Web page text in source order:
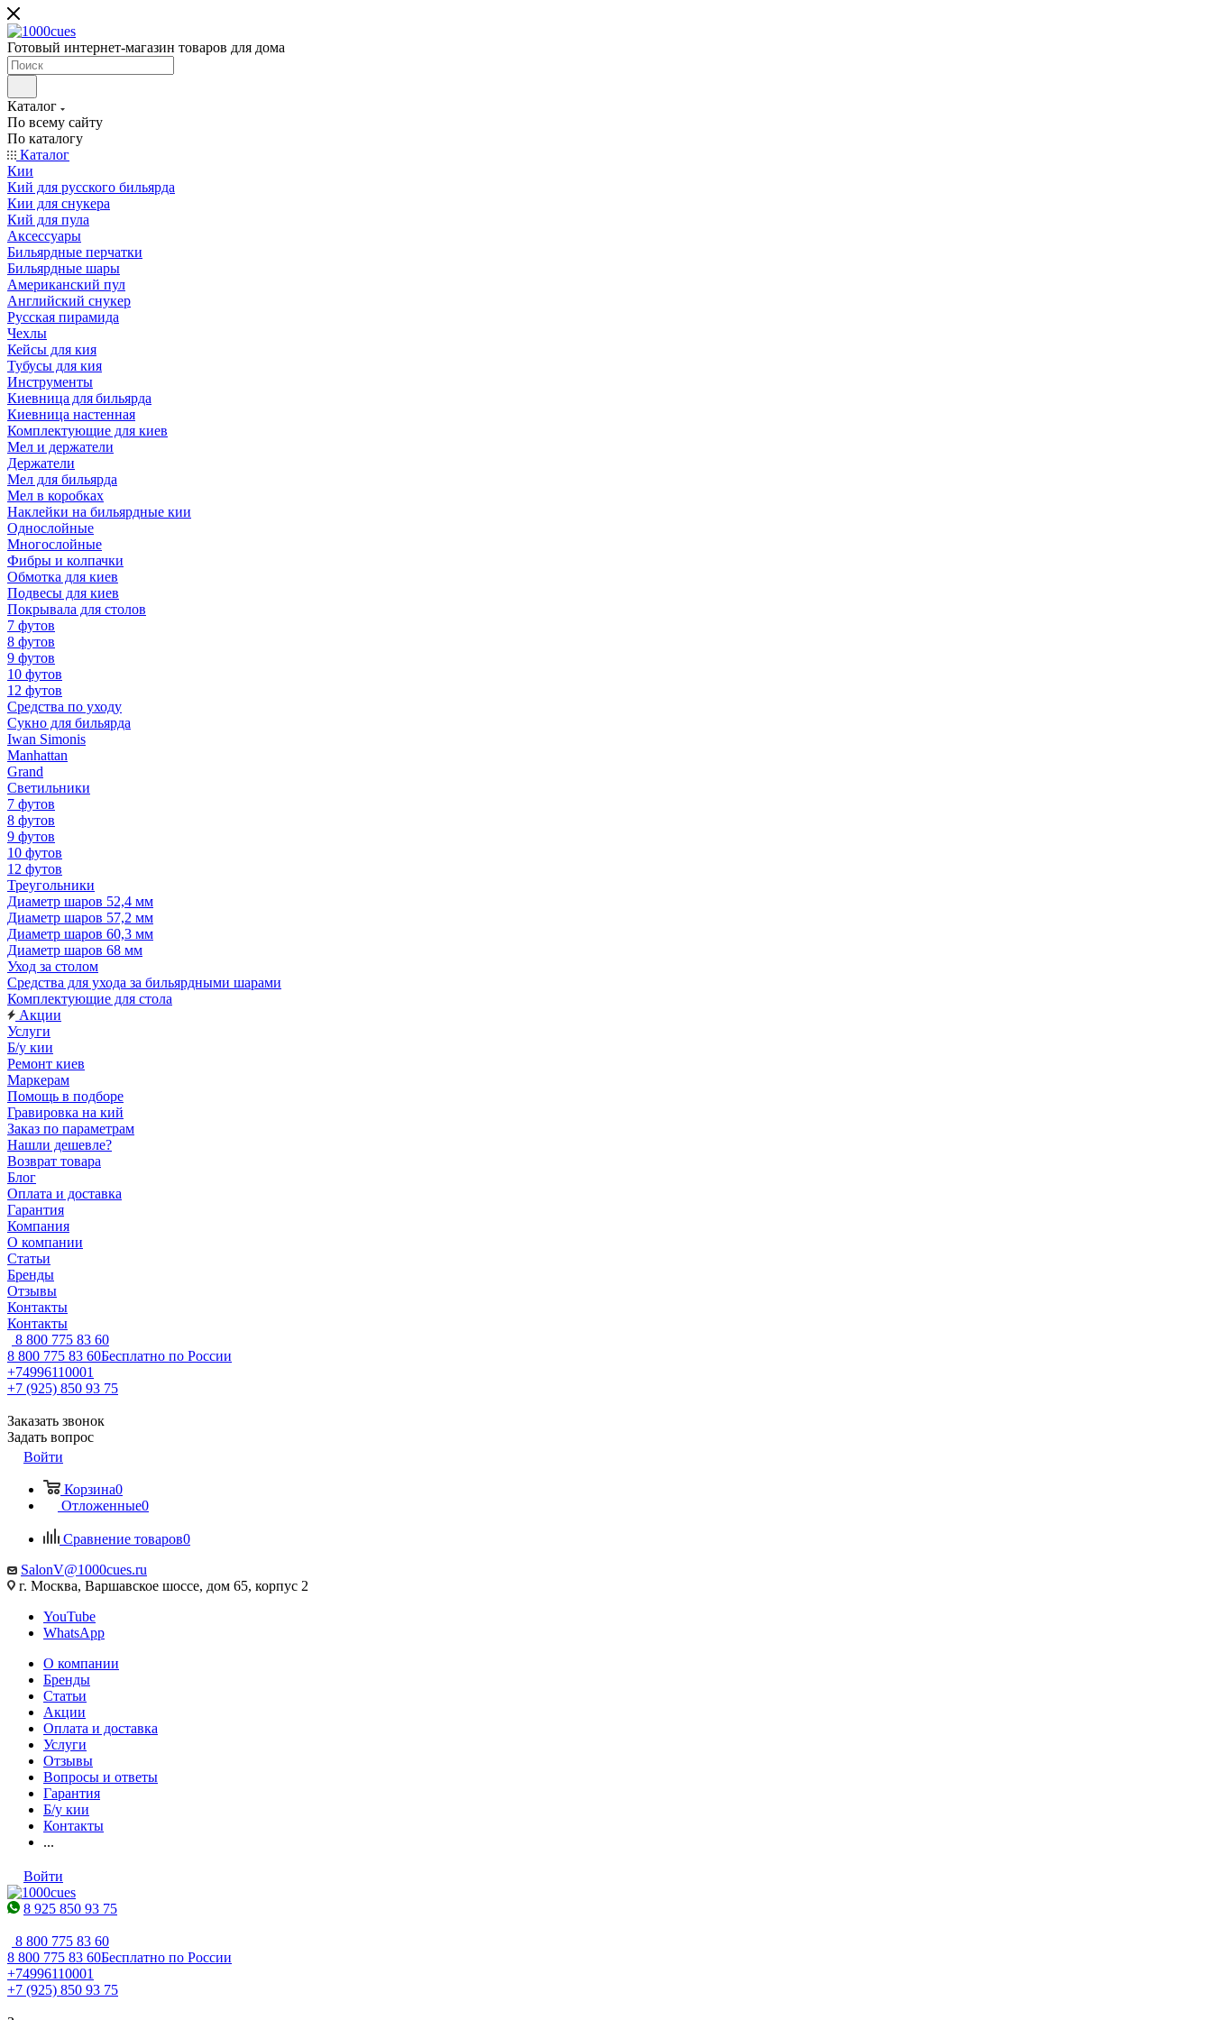
Готовый интернет-магазин товаров для дома
Каталог
По всему сайту
По каталогу
Каталог
Кии
Кий для русского бильярда
Кии для снукера
Кий для пула
Аксессуары
Бильярдные перчатки
Бильярдные шары
Американский пул
Английский снукер
Русская пирамида
Чехлы
Кейсы для кия
Тубусы для кия
Инструменты
Киевница для бильярда
Киевница настенная
Комплектующие для киев
Мел и держатели
Держатели
Мел для бильярда
Мел в коробках
Наклейки на бильярдные кии
Однослойные
Многослойные
Фибры и колпачки
Обмотка для киев
Подвесы для киев
Покрывала для столов
7 футов
8 футов
9 футов
10 футов
12 футов
Средства по уходу
Сукно для бильярда
Iwan Simonis
Manhattan
Grand
Светильники
7 футов
8 футов
9 футов
10 футов
12 футов
Треугольники
Диаметр шаров 52,4 мм
Диаметр шаров 57,2 мм
Диаметр шаров 60,3 мм
Диаметр шаров 68 мм
Уход за столом
Средства для ухода за бильярдными шарами
Комплектующие для стола
Акции
Услуги
Б/у кии
Ремонт киев
Маркерам
Помощь в подборе
Гравировка на кий
Заказ по параметрам
Нашли дешевле?
Возврат товара
Блог
Оплата и доставка
Гарантия
Компания
О компании
Статьи
Бренды
Отзывы
Контакты
Контакты
8 800 775 83 60
8 800 775 83 60Бесплатно по России
+74996110001
+7 (925) 850 93 75
Заказать звонок
Задать вопрос
Войти
Корзина0
Отложенные0
Сравнение товаров0
SalonV@1000cues.ru
г. Москва, Варшавское шоссе, дом 65, корпус 2
YouTube
WhatsApp
О компании
Бренды
Статьи
Акции
Оплата и доставка
Услуги
Отзывы
Вопросы и ответы
Гарантия
Б/у кии
Контакты
...
Войти
8 925 850 93 75
8 800 775 83 60
8 800 775 83 60Бесплатно по России
+74996110001
+7 (925) 850 93 75